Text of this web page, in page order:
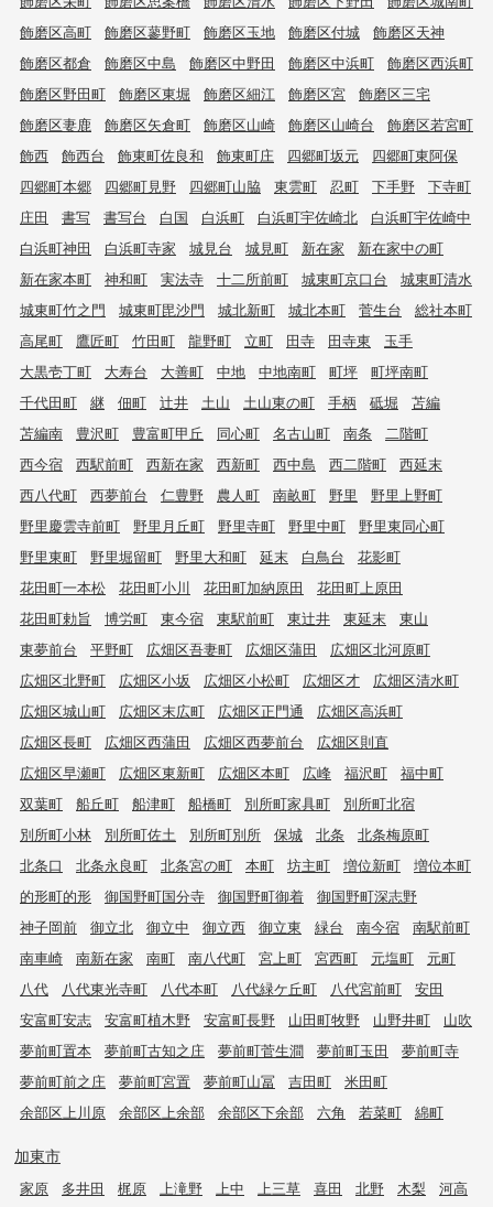
飾磨区高町
飾磨区蓼野町 飾磨区玉地 飾磨区付城
飾磨区天神
飾磨区都倉
飾磨区中島 飾磨区中野田 飾磨区中浜町
飾磨区西浜町
飾磨区野田町
飾磨区東堀 飾磨区細江 飾磨区宮
飾磨区三宅
飾磨区妻鹿
飾磨区矢倉町 飾磨区山崎 飾磨区山崎台
飾磨区若宮町
飾西
飾西台 飾東町佐良和 飾東町庄 四郷町坂元
四郷町東阿保
四郷町本郷
四郷町見野 四郷町山脇 東雲町 忍町 下手野
下寺町
庄田
書写 書写台 白国 白浜町 白浜町宇佐崎北
白浜町宇佐崎中
白浜町神田
白浜町寺家 城見台 城見町 新在家
新在家中の町
新在家本町
神和町 実法寺 十二所前町 城東町京口台
城東町清水
城東町竹之門
城東町毘沙門 城北新町 城北本町 菅生台
総社本町
高尾町
鷹匠町 竹田町 龍野町 立町 田寺 田寺東
玉手
大黒壱丁町
大寿台 大善町 中地 中地南町 町坪
町坪南町
千代田町
継 佃町 辻井 土山 土山東の町 手柄 砥堀
苫編
苫編南
豊沢町 豊富町甲丘 同心町 名古山町 南条
二階町
西今宿
西駅前町 西新在家 西新町 西中島 西二階町
西延末
西八代町
西夢前台 仁豊野 農人町 南畝町 野里
野里上野町
野里慶雲寺前町
野里月丘町 野里寺町 野里中町
野里東同心町
野里東町
野里堀留町 野里大和町 延末 白鳥台
花影町
花田町一本松
花田町小川 花田町加納原田
花田町上原田
花田町勅旨
博労町 東今宿 東駅前町 東辻井 東延末
東山
東夢前台
平野町 広畑区吾妻町 広畑区蒲田
広畑区北河原町
広畑区北野町
広畑区小坂 広畑区小松町 広畑区才
広畑区清水町
広畑区城山町
広畑区末広町 広畑区正門通
広畑区高浜町
広畑区長町
広畑区西蒲田 広畑区西夢前台
広畑区則直
広畑区早瀬町
広畑区東新町 広畑区本町 広峰 福沢町
福中町
双葉町
船丘町 船津町 船橋町 別所町家具町
別所町北宿
別所町小林
別所町佐土 別所町別所 保城 北条
北条梅原町
北条口
北条永良町 北条宮の町 本町 坊主町 増位新町
増位本町
的形町的形
御国野町国分寺 御国野町御着
御国野町深志野
神子岡前
御立北 御立中 御立西 御立東 緑台 南今宿
南駅前町
南車崎
南新在家 南町 南八代町 宮上町 宮西町 元塩町
元町
八代
八代東光寺町 八代本町 八代緑ケ丘町 八代宮前町
安田
安富町安志
安富町植木野 安富町長野 山田町牧野 山野井町
山吹
夢前町置本
夢前町古知之庄 夢前町菅生澗 夢前町玉田
夢前町寺
夢前町前之庄
夢前町宮置 夢前町山冨 吉田町
米田町
余部区上川原
余部区上余部 余部区下余部 六角 若菜町 綿町
加東市
家原 多井田 梶原 上滝野 上中 上三草 喜田 北野 木梨
河高